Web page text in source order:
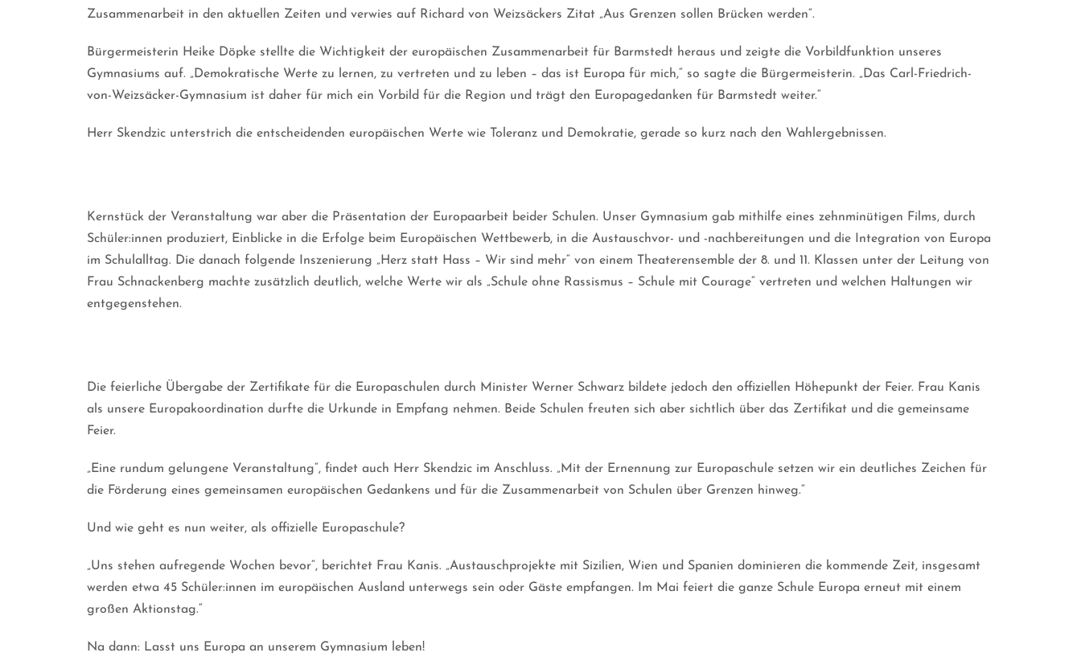
Zusammenarbeit in den aktuellen Zeiten und verwies auf Richard von Weizsäckers Zitat „Aus Grenzen sollen Brücken werden“.
Bürgermeisterin Heike Döpke stellte die Wichtigkeit der europäischen Zusammenarbeit für Barmstedt heraus und zeigte die Vorbildfunktion unseres
Gymnasiums auf. „Demokratische Werte zu lernen, zu vertreten und zu leben – das ist Europa für mich,“ so sagte die Bürgermeisterin. „Das Carl-Friedrich-
von-Weizsäcker-Gymnasium ist daher für mich ein Vorbild für die Region und trägt den Europagedanken für Barmstedt weiter.“
Herr Skendzic unterstrich die entscheidenden europäischen Werte wie Toleranz und Demokratie, gerade so kurz nach den Wahlergebnissen.
Kernstück der Veranstaltung war aber die Präsentation der Europaarbeit beider Schulen. Unser Gymnasium gab mithilfe eines zehnminütigen Films, durch
Schüler:innen produziert, Einblicke in die Erfolge beim Europäischen Wettbewerb, in die Austauschvor- und -nachbereitungen und die Integration von Europa
im Schulalltag. Die danach folgende Inszenierung „Herz statt Hass – Wir sind mehr“ von einem Theaterensemble der 8. und 11. Klassen unter der Leitung von
Frau Schnackenberg machte zusätzlich deutlich, welche Werte wir als „Schule ohne Rassismus – Schule mit Courage“ vertreten und welchen Haltungen wir
entgegenstehen.
Die feierliche Übergabe der Zertifikate für die Europaschulen durch Minister Werner Schwarz bildete jedoch den offiziellen Höhepunkt der Feier. Frau Kanis
als unsere Europakoordination durfte die Urkunde in Empfang nehmen. Beide Schulen freuten sich aber sichtlich über das Zertifikat und die gemeinsame
Feier.
„Eine rundum gelungene Veranstaltung“, findet auch Herr Skendzic im Anschluss. „Mit der Ernennung zur Europaschule setzen wir ein deutliches Zeichen für
die Förderung eines gemeinsamen europäischen Gedankens und für die Zusammenarbeit von Schulen über Grenzen hinweg.“
Und wie geht es nun weiter, als offizielle Europaschule?
„Uns stehen aufregende Wochen bevor“, berichtet Frau Kanis. „Austauschprojekte mit Sizilien, Wien und Spanien dominieren die kommende Zeit, insgesamt
werden etwa 45 Schüler:innen im europäischen Ausland unterwegs sein oder Gäste empfangen. Im Mai feiert die ganze Schule Europa erneut mit einem
großen Aktionstag.“
Na dann: Lasst uns Europa an unserem Gymnasium leben!